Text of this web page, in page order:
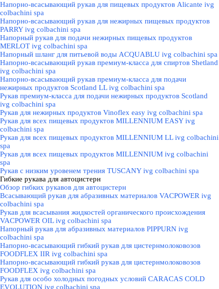
Напорно-всасывающий рукав для пищевых продуктов Alicante ivg
colbachini spa
Напорно-всасывающий рукав для нежирных пищевых продуктов
PARRY ivg colbachini spa
Напорный рукав для подачи нежирных пищевых продуктов
MERLOT ivg colbachini spa
Напорный шланг для питьевой воды ACQUABLU ivg colbachini spa
Напорно-всасывающий рукав премиум-класса для спиртов Shetland
ivg colbachini spa
Напорно-всасывающий рукав премиум-класса для подачи
нежирных продуктов Scotland LL ivg colbachini spa
Рукав премиум-класса для подачи нежирных продуктов Scotland
ivg colbachini spa
Рукав для нежирных продуктов Vinoflex easy ivg colbachini spa
Рукав для всех пищевых продуктов MILLENNIUM EASY ivg
colbachini spa
Рукав для всех пищевых продуктов MILLENNIUM LL ivg colbachini
spa
Рукав для всех пищевых продуктов MILLENNIUM ivg colbachini
spa
Рукав с низким уровенем трения TUSCANY ivg colbachini spa
Гибкие рукава для автоцистерн
Обзор гибких рукавов для автоцистерн
Всасывающий рукав для абразивных материалов VACPOWER ivg
colbachini spa
Рукав для всасывания жидкостей органического происхождения
VACPOWER OIL ivg colbachini spa
Напорный рукав для абразивных материалов PIPPURN ivg
colbachini spa
Напорно-всасывающий гибкий рукав для цистернмолоковозов
FOODFLEX IIR ivg colbachini spa
Напорно-всасывающий гибкий рукав для цистернмолоковозов
FOODFLEX ivg colbachini spa
Рукав для особо холодных погодных условий CARACAS COLD
EVOLUTION ivg colbachini spa